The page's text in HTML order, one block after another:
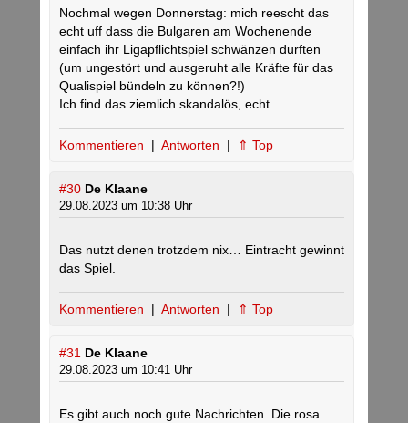
Nochmal wegen Donnerstag: mich reescht das
echt uff dass die Bulgaren am Wochenende
einfach ihr Ligapflichtspiel schwänzen durften
(um ungestört und ausgeruht alle Kräfte für das
Qualispiel bündeln zu können?!)
Ich find das ziemlich skandalös, echt.
Kommentieren | Antworten | ⇑ Top
#30 De Klaane
29.08.2023 um 10:38 Uhr
Das nutzt denen trotzdem nix… Eintracht gewinnt
das Spiel.
Kommentieren | Antworten | ⇑ Top
#31 De Klaane
29.08.2023 um 10:41 Uhr
Es gibt auch noch gute Nachrichten. Die rosa